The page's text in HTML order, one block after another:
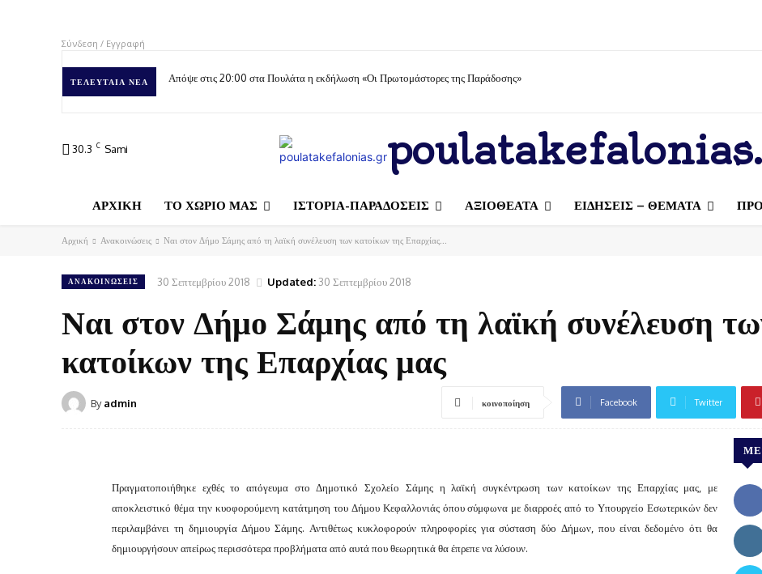
Σύνδεση / Εγγραφή
ΤΕΛΕΥΤΑΊΑ ΝΈΑ Απόψε στις 20:00 στα Πουλάτα η εκδήλωση «Οι Πρωτομάστορες της Παράδοσης»
30.3 C Sami
ΑΡΧΙΚΗ ΤΟ ΧΩΡΙΟ ΜΑΣ ΙΣΤΟΡΙΑ-ΠΑΡΑΔΟΣΕΙΣ ΑΞΙΟΘΕΑΤΑ ΕΙΔΗΣΕΙΣ – ΘΕΜΑΤΑ
Αρχική Ανακοινώσεις Ναι στον Δήμο Σάμης από τη λαϊκή συνέλευση των κατοίκων της Επαρχίας...
ΑΝΑΚΟΙΝΏΣΕΙΣ 30 Σεπτεμβρίου 2018 Updated: 30 Σεπτεμβρίου 2018
Ναι στον Δήμο Σάμης από τη λαϊκή συνέλευση
κατοίκων της Επαρχίας μας
By admin κοινοποίηση Facebook Twitter
Πραγματοποιήθηκε εχθές το απόγευμα στο Δημοτικό Σχολείο Σάμης η λαϊκή συγκέντρωση των κατοίκων της Επαρχίας μας, με
αποκλειστικό θέμα την κυοφορούμενη κατάτμηση του Δήμου Κεφαλλονιάς όπου σύμφωνα με διαρροές από το Υπουργείο Εσωτερικών δεν
περιλαμβάνει τη δημιουργία Δήμου Σάμης. Αντιθέτως κυκλοφορούν πληροφορίες για σύσταση δύο Δήμων, που είναι δεδομένο ότι θα
δημιουργήσουν απείρως περισσότερα προβλήματα από αυτά που θεωρητικά θα έπρεπε να λύσουν.